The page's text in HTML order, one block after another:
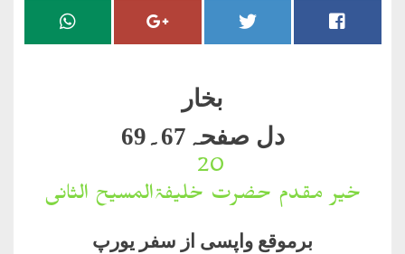
بخار
دل صفحہ67۔69
20۔
خیر مقدم حضرت خلیفۃالمسیح الثانی
برموقع واپسی از سفر یورپ